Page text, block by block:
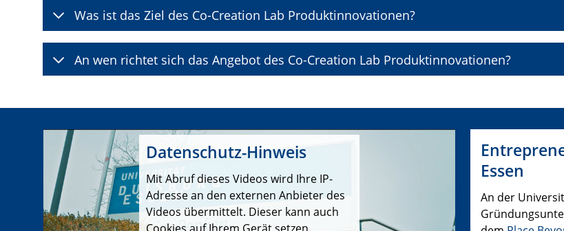
Was ist das Ziel des Co-Creation Lab Produktinnovationen?
An wen richtet sich das Angebot des Co-Creation Lab Produktinnovationen?
Datenschutz-Hinweis
Mit Abruf dieses Videos wird Ihre IP-
Adresse an den externen Anbieter des
Videos übermittelt. Dieser kann auch
Essen
An der